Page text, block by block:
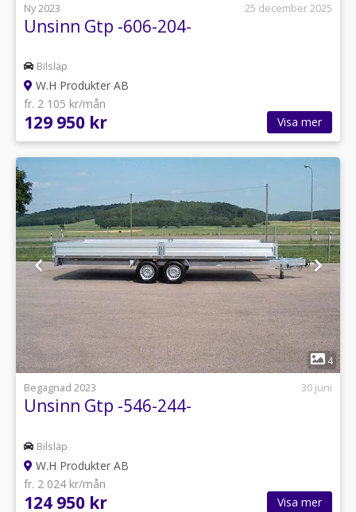
Ny 2023
25 december 2025
Unsinn Gtp -606-204-
Bilsläp
W.H Produkter AB
fr. 2 105 kr/mån
129 950 kr Visa mer
1
4
Begagnad 2023
30 juni
Unsinn Gtp -546-244-
Bilsläp
W.H Produkter AB
fr. 2 024 kr/mån
124 950 kr Visa mer